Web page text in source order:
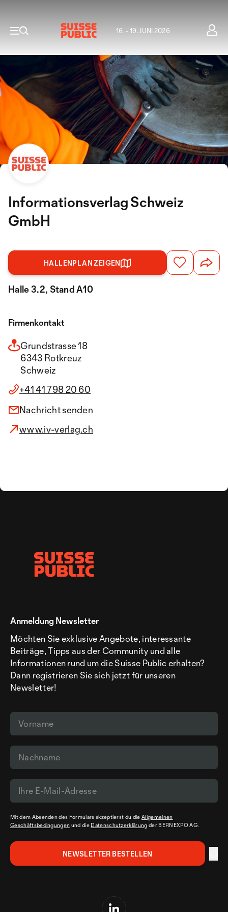
16. - 19. JUNI 2026
Informationsverlag Schweiz
GmbH
HALLENPLAN ZEIGEN
Halle 3.2, Stand A10
Firmenkontakt
Grundstrasse 18
6343 Rotkreuz
Schweiz
+41 41 798 20 60
Nachricht senden
www.iv-verlag.ch
Anmeldung Newsletter
Möchten Sie exklusive Angebote, interessante
Beiträge, Tipps aus der Community und alle
Informationen rund um die Suisse Public erhalten?
Dann registrieren Sie sich jetzt für unseren
Newsletter!
Mit dem Absenden des Formulars akzeptierst du dieAllgemeinen
Geschäftsbedingungen und die Datenschutzerklärung der BERNEXPO AG.